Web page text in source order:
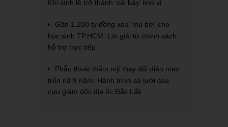
Khi sính lễ trở thành ‘cái bẫy’ tinh vi
Gần 1.200 tỷ đồng xóa ‘mù bơi’ cho
học sinh TP.HCM: Lời giải từ chính sách
hỗ trợ trực tiếp
Phẫu thuật thẩm mỹ thay đổi diện mạo
trốn nã 9 năm: Hành trình sa lưới của
cựu giám đốc địa ốc Đắk Lắk